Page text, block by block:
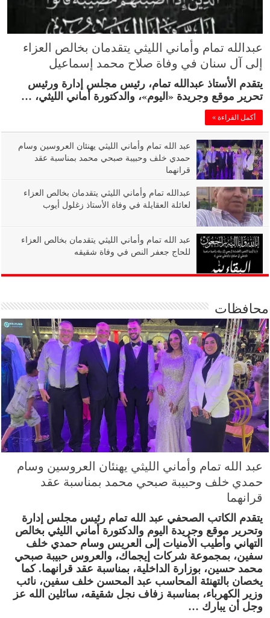
عبدالله تمام وأماني الليثي يتقدمان بخالص العزاء
إلى آل سنان في وفاة صلاح محمد إسماعيل
يتقدم الأستاذ عبدالله تمام، رئيس مجلس إدارة ورئيس
تحرير موقع وجريدة «اليوم»، والدكتورة أماني الليثي، …
أكمل القراءة »
عبد الله تمام وأماني الليثي يهنئان العروسين وسام
حمدي خلف وحبيبة صبحي محمد بمناسبة عقد
قرانهما
عبدالله تمام وأماني الليثي يتقدمان بخالص العزاء
لعائلة العقايلة في وفاة الأستاذ زغلول أيوب
عبد الله تمام وأماني الليثي يتقدمان بخالص العزاء
للحاج جعفر النص في وفاة شقيقه
محافظات
عبد الله تمام وأماني الليثي يهنئان العروسين وسام
حمدي خلف وحبيبة صبحي محمد بمناسبة عقد
قرانهما
يتقدم الكاتب الصحفي عبد الله تمام رئيس مجلس إدارة
وتحرير موقع وجريدة اليوم والدكتورة أماني الليثي بخالص
التهاني وأطيب الأمنيات إلى العريس وسام حمدي خلف
سفين، بمجموعة شركات إيجماك، والعروس حبيبة صبحي
محمد حسين، بوزارة الداخلية، بمناسبة عقد قرانهما. كما
يخصان بالتهنئة المحاسب عبد المحسن خلف سفين، نائب
وزير الكهرباء، بمناسبة زفاف نجل شقيقه، سائلين الله عز
وجل أن يبارك …